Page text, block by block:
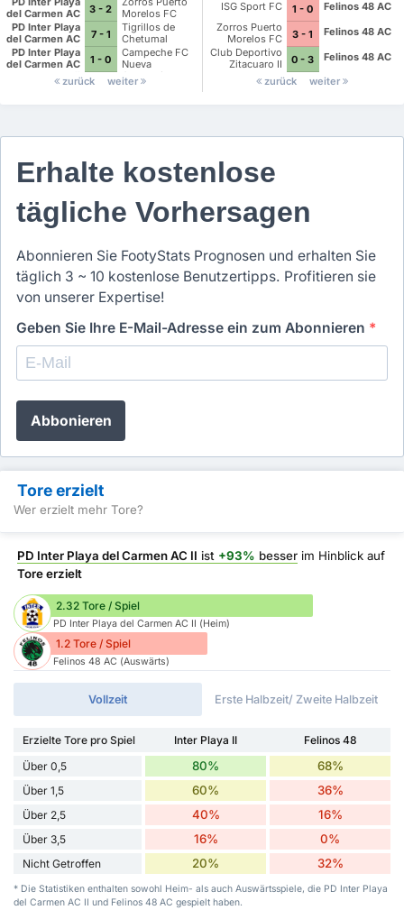
Cancun II
del Carmen AC
II
3 - 2
Morelos FC
PD Inter Playa
del Carmen AC
II
7 - 1
Tigrillos de
Chetumal
PD Inter Playa
del Carmen AC
II
1 - 0
Campeche FC
Nueva
Generacion
zurück weiter
ISG Sport FC 1 - 0
Felinos 48 AC
Zorros Puerto
Morelos FC
3 - 1
Felinos 48 AC
Club Deportivo
Zitacuaro II
0 - 3
Felinos 48 AC
zurück
weiter
Erhalte kostenlose
tägliche Vorhersagen
Abonnieren Sie FootyStats Prognosen und erhalten Sie
täglich 3 ~ 10 kostenlose Benutzertipps. Profitieren sie
von unserer Expertise!
Geben Sie Ihre E-Mail-Adresse ein zum Abonnieren *
Abbonieren
Tore erzielt
Wer erzielt mehr Tore?
PD Inter Playa del Carmen AC II ist +93% besser im Hinblick auf
Tore erzielt
2.32 Tore / Spiel
PD Inter Playa del Carmen AC II (Heim)
1.2 Tore / Spiel
Felinos 48 AC (Auswärts)
Vollzeit Erste Halbzeit/ Zweite Halbzeit
Erzielte Tore pro Spiel Inter Playa II
Felinos 48
Über 0,5
80% 68%
Über 1,5 60% 36%
Über 2,5 40% 16%
Über 3,5 16% 0%
Nicht Getroffen 20% 32%
* Die Statistiken enthalten sowohl Heim- als auch Auswärtsspiele, die PD Inter Playa
del Carmen AC II und Felinos 48 AC gespielt haben.